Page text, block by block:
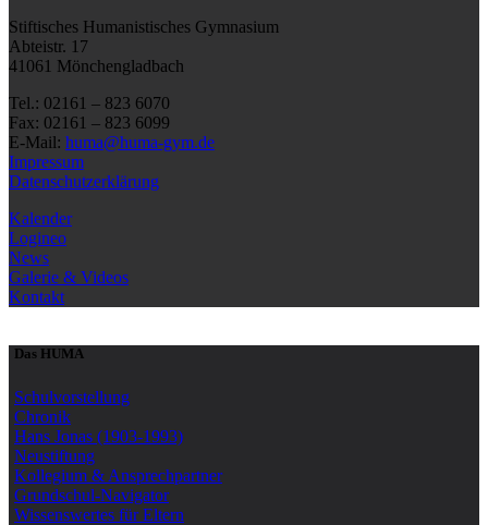
Stiftisches Humanistisches Gymnasium
Abteistr. 17
41061 Mönchengladbach
Tel.: 02161 – 823 6070
Fax: 02161 – 823 6099
E-Mail: huma@huma-gym.de
Impressum
Datenschutzerklärung
Kalender
Logineo
News
Galerie & Videos
Kontakt
Das HUMA
Schulvorstellung
Chronik
Hans Jonas (1903-1993)
Neustiftung
Kollegium & Ansprechpartner
Grundschul-Navigator
Wissenswertes für Eltern